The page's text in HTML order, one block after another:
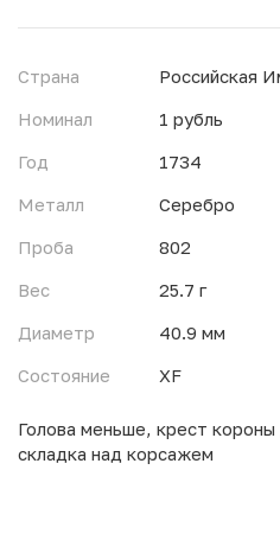
Страна
Российская
Номинал
1 рубль
Год
1734
Металл
Серебро
Проба
802
Вес
25.7 г
Диаметр
40.9 мм
Состояние
XF
Голова меньше, крест
складка над корсажем